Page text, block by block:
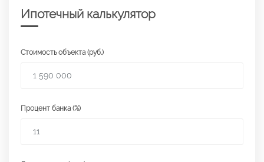
Ипотечный калькулятор
Стоимость объекта (руб.)
Процент банка (%)